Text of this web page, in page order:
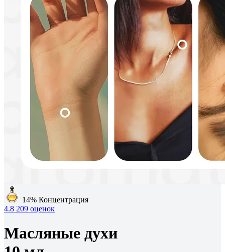
14% Концентрация
4.8 209 оценок
Масляные духи